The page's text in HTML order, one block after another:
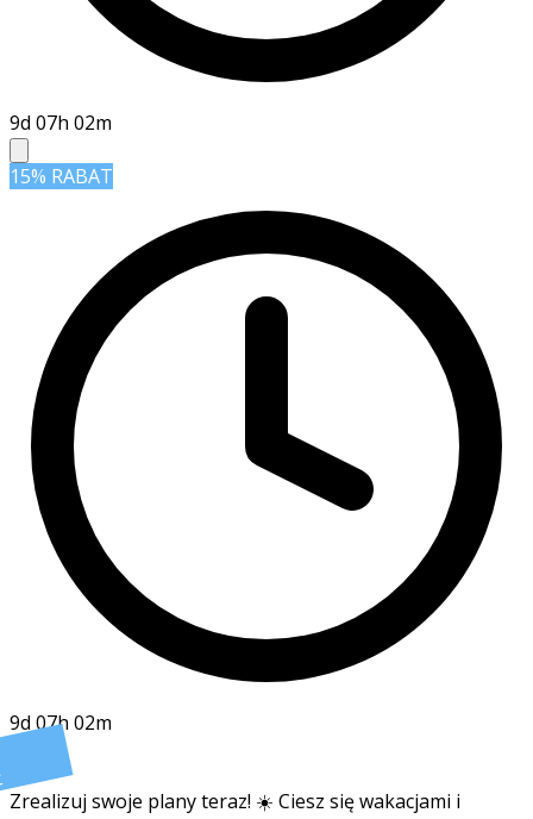
9d 07h 02m
15% RABAT
9d 07h 02m
Zrealizuj swoje plany teraz! ☀️ Ciesz się wakacjami i